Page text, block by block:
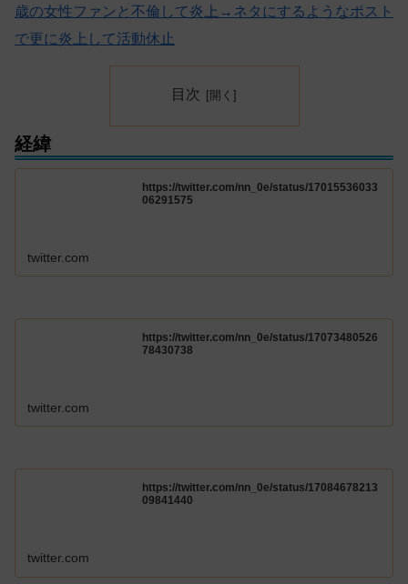
歳の女性ファンと不倫して炎上→ネタにするようなポスト
で更に炎上して活動休止
目次
経緯
https://twitter.com/nn_0e/status/17015536033
06291575
twitter.com
https://twitter.com/nn_0e/status/17073480526
78430738
twitter.com
https://twitter.com/nn_0e/status/17084678213
09841440
twitter.com